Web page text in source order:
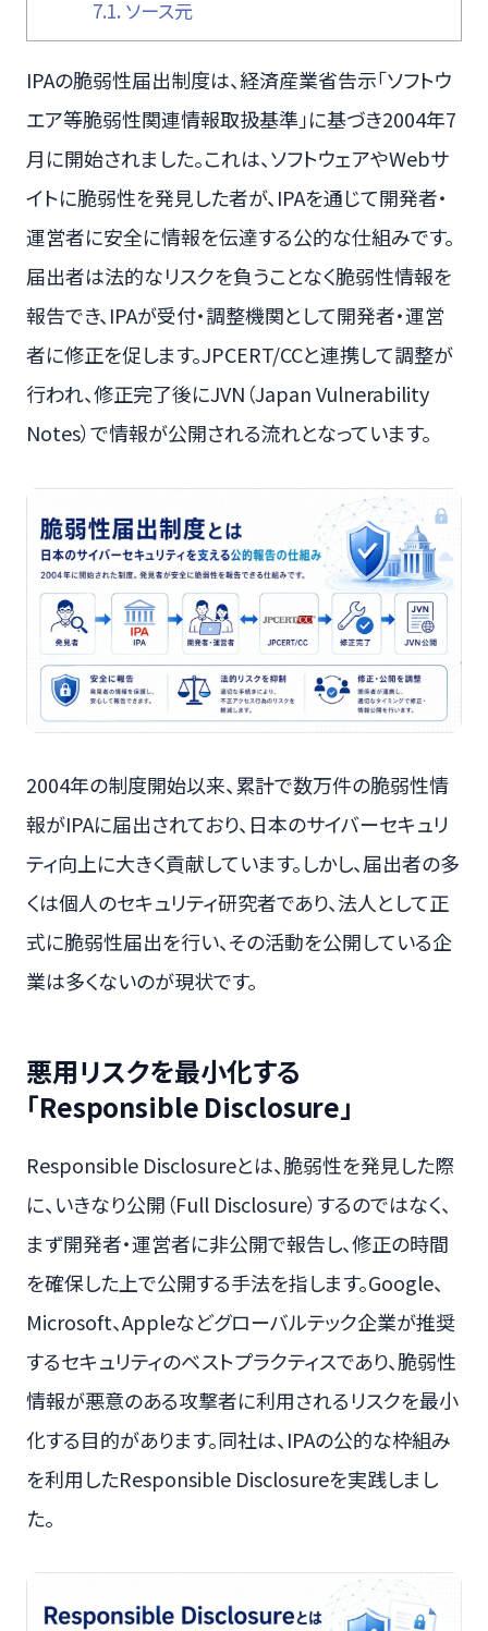
7.1. ソース元
IPAの脆弱性届出制度は、経済産業省告示「ソフトウ
エア等脆弱性関連情報取扱基準」に基づき2004年7
月に開始されました。これは、ソフトウェアやWebサ
イトに脆弱性を発見した者が、IPAを通じて開発者・
運営者に安全に情報を伝達する公的な仕組みです。
届出者は法的なリスクを負うことなく脆弱性情報を
報告でき、IPAが受付・調整機関として開発者・運営
者に修正を促します。JPCERT/CCと連携して調整が
行われ、修正完了後にJVN（Japan Vulnerability
Notes）で情報が公開される流れとなっています。
2004年の制度開始以来、累計で数万件の脆弱性情
報がIPAに届出されており、日本のサイバーセキュリ
ティ向上に大きく貢献しています。しかし、届出者の多
くは個人のセキュリティ研究者であり、法人として正
式に脆弱性届出を行い、その活動を公開している企
業は多くないのが現状です。
悪用リスクを最小化する
「Responsible Disclosure」
Responsible Disclosureとは、脆弱性を発見した際
に、いきなり公開（Full Disclosure）するのではなく、
まず開発者・運営者に非公開で報告し、修正の時間
を確保した上で公開する手法を指します。Google、
Microsoft、Appleなどグローバルテック企業が推奨
するセキュリティのベストプラクティスであり、脆弱性
情報が悪意のある攻撃者に利用されるリスクを最小
化する目的があります。同社は、IPAの公的な枠組み
を利用したResponsible Disclosureを実践しまし
た。